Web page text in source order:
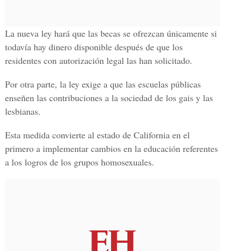
La nueva ley hará que las becas se ofrezcan únicamente si
todavía hay dinero disponible después de que los
residentes con autorización legal las han solicitado.
Por otra parte, la ley exige a que las escuelas públicas
enseñen las contribuciones a la sociedad de los gais y las
lesbianas.
Esta medida convierte al estado de California en el
primero a implementar cambios en la educación referentes
a los logros de los grupos homosexuales.